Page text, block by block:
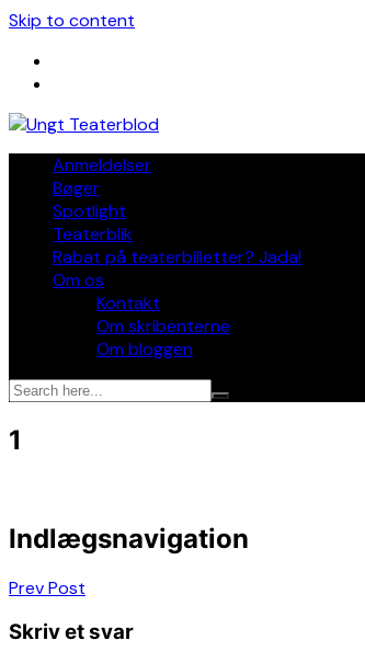
Skip to content
Anmeldelser
Bøger
Spotlight
Teaterblik
Rabat på teaterbilletter? Jada!
Om os
Kontakt
Om skribenterne
Om bloggen
1
Indlægsnavigation
Prev Post
Skriv et svar